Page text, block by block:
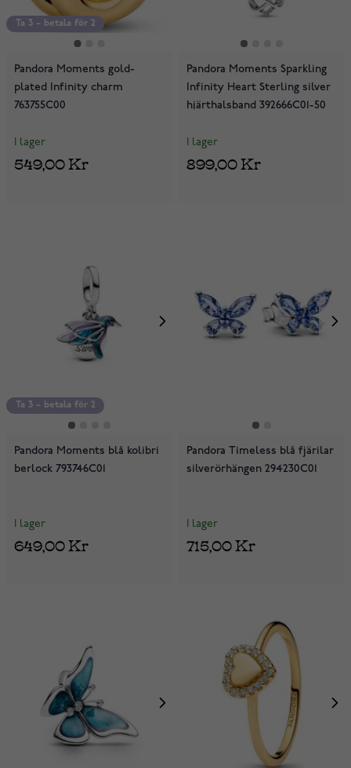
Ta 3 – betala för 2
Pandora Moments gold-
plated Infinity charm
763755C00
I lager
549,00 Kr
Pandora Moments Sparkling
Infinity Heart Sterling silver
hjärthalsband 392666C01-50
I lager
899,00 Kr
Ta 3 – betala för 2
Pandora Moments blå kolibri
berlock 793746C01
I lager
649,00 Kr
Pandora Timeless blå fjärilar
silverörhängen 294230C01
I lager
715,00 Kr